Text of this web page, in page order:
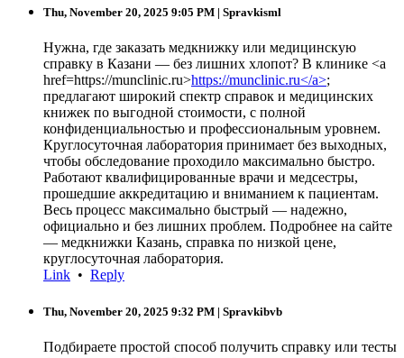
Thu, November 20, 2025 9:05 PM | Spravkisml
Нужна, где заказать медкнижку или медицинскую
справку в Казани — без лишних хлопот? В клинике <a
href=https://munclinic.ru>https://munclinic.ru</a>;
предлагают широкий спектр справок и медицинских
книжек по выгодной стоимости, с полной
конфиденциальностью и профессиональным уровнем.
Круглосуточная лаборатория принимает без выходных,
чтобы обследование проходило максимально быстро.
Работают квалифицированные врачи и медсестры,
прошедшие аккредитацию и вниманием к пациентам.
Весь процесс максимально быстрый — надежно,
официально и без лишних проблем. Подробнее на сайте
— медкнижки Казань, справка по низкой цене,
круглосуточная лаборатория.
Link • Reply
Thu, November 20, 2025 9:32 PM | Spravkibvb
Подбираете простой способ получить справку или тесты